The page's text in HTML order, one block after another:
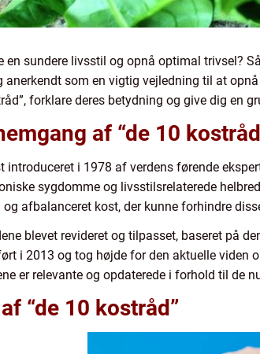
en sundere livsstil og opnå optimal trivsel?
anerkendt som en vigtig vejledning til at
forklare deres betydning og give dig en
af “de 10
introduceret i 1978 af verdens førende
sygdomme og livsstilsrelaterede
afbalanceret kost, der kunne forhindre
blevet revideret og tilpasset, baseret på
i 2013 og tog højde for den aktuelle
er relevante og opdaterede i forhold til de
“de 10 kostråd”